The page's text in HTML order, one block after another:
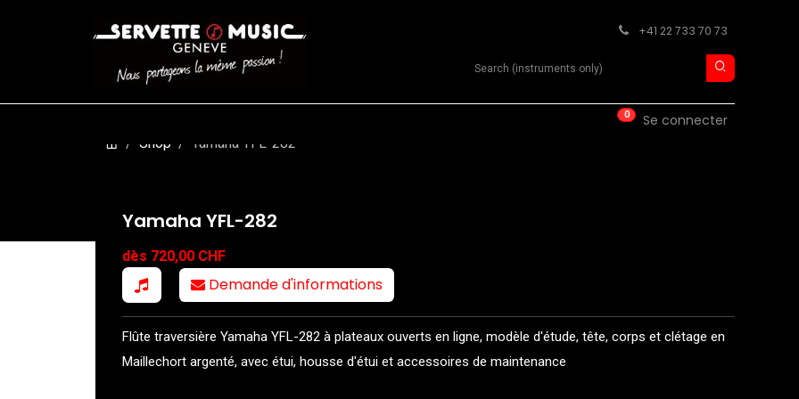
+41 22 733 70 73
Search product
0 Se connecter
Shop Yamaha YFL-282
Yamaha YFL-282
dès 720,00 CHF
Demande d'informations
Flûte traversière Yamaha YFL-282 à plateaux ouverts en ligne, modèle d'étude, tête, corps et clétage en
Maillechort argenté, avec étui, housse d'étui et accessoires de maintenance